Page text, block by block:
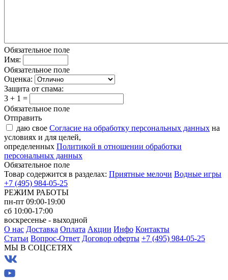
Обязательное поле
Имя:
Обязательное поле
Оценка:
Защита от спама:
3 + 1 =
Обязательное поле
Отправить
даю свое Согласие на обработку персональных данных на
условиях и для целей,
определенных Политикой в отношении обработки
персональных данных
Обязательное поле
Товар содержится в разделах: Приятные мелочи Водные игры
+7 (495) 984-05-25
РЕЖИМ РАБОТЫ
пн-пт 09:00-19:00
сб 10:00-17:00
воскресенье - выходной
О нас Доставка Оплата Акции Инфо Контакты
Статьи Вопрос-Ответ Договор оферты +7 (495) 984-05-25
МЫ В СОЦСЕТЯХ